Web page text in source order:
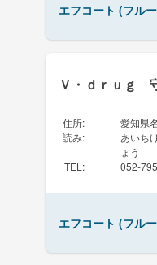
エフコート (フル
Ｖ・ｄｒｕｇ
住所:
愛知県
読み:
あいち
ょう
TEL : 052-
エフコート (フル